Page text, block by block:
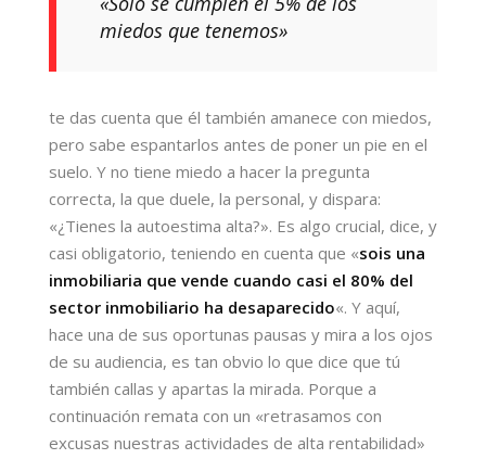
miedos que tenemos»
te das cuenta que él también amanece con miedos,
pero sabe espantarlos antes de poner un pie en el
suelo. Y no tiene miedo a hacer la pregunta
correcta, la que duele, la personal, y dispara:
«¿Tienes la autoestima alta?». Es algo crucial, dice, y
casi obligatorio, teniendo en cuenta que «sois una
inmobiliaria que vende cuando casi el 80% del
sector inmobiliario ha desaparecido«. Y aquí,
hace una de sus oportunas pausas y mira a los ojos
de su audiencia, es tan obvio lo que dice que tú
también callas y apartas la mirada. Porque a
continuación remata con un «retrasamos con
excusas nuestras actividades de alta rentabilidad»